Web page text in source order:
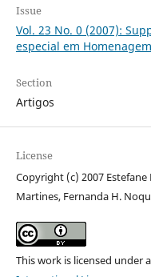
Issue
Vol. 23 No. 0 (2007):
especial em
Section
Artigos
License
Copyright (c) 2007
Martines, Fernanda H.
This work is licensed under a